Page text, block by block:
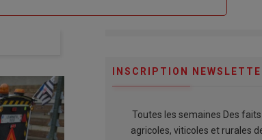
INSCRIPTION
Toutes les semaines Des
agricoles, viticoles et rurales